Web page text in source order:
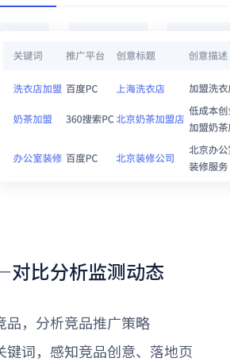
比分析监测动态
品，分析竞品推广策略
键词，感知竞品创意、落地页